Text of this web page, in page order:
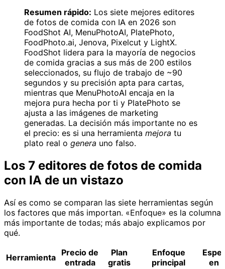
Resumen rápido: Los siete mejores editores
de fotos de comida con IA en 2026 son
FoodShot AI, MenuPhotoAI, PlatePhoto,
FoodPhoto.ai, Jenova, Pixelcut y LightX.
FoodShot lidera para la mayoría de negocios
de comida gracias a sus más de 200 estilos
seleccionados, su flujo de trabajo de ~90
segundos y su precisión apta para cartas,
mientras que MenuPhotoAI encaja en la
mejora pura hecha por ti y PlatePhoto se
ajusta a las imágenes de marketing
generadas. La decisión más importante no es
el precio: es si una herramienta mejora tu
plato real o genera uno falso.
Los 7 editores de fotos de comida
con IA de un vistazo
Así es como se comparan las siete herramientas según
los factores que más importan. «Enfoque» es la columna
más importante de todas; más abajo explicamos por
qué.
Herramienta Precio de
entrada
Plan
gratis
Enfoque
principal
en